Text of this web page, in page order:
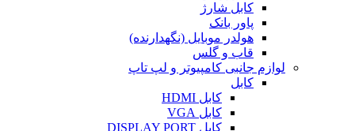
کابل شارژ
پاور بانک
هولدر موبایل (نگهدارنده)
قاب و گلس
لوازم جانبی کامپیوتر و لپ تاپ
کابل
کابل HDMI
کابل VGA
کابل DISPLAY PORT